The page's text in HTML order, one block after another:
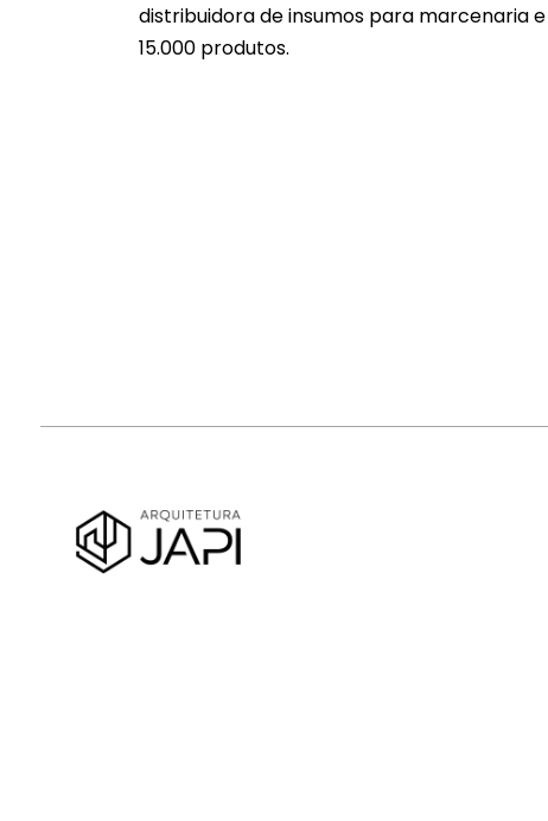
distribuidora de insumos para marcenaria
15.000 produtos.